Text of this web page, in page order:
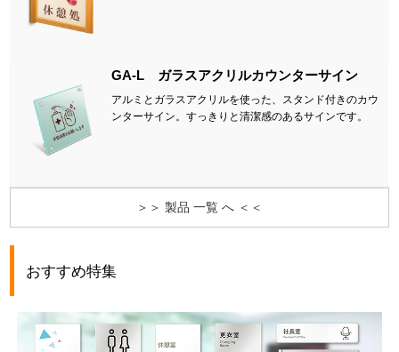
GA-L ガラスアクリルカウンターサイン
アルミとガラスアクリルを使った、スタンド付きのカウ
ンターサイン。すっきりと清潔感のあるサインです。
＞＞ 製品 一覧 へ ＜＜
おすすめ特集